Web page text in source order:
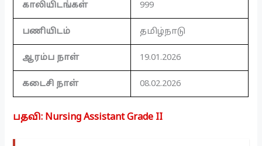
காலியிடங்கள் 999
பணியிடம் தமிழ்நாடு
ஆரம்ப நாள் 19.01.2026
கடைசி நாள் 08.02.2026
பதவி: Nursing Assistant Grade II